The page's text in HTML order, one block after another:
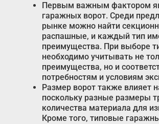
Первым важным фактором
гаражных ворот. Среди
рынке можно найти
распашные, и каждый тип
преимущества. При выборе
необходимо учитывать не
преимущества, но и
потребностям и условиям
Размер ворот также влияет
поскольку разные размеры
количества материала для
Кроме того, типовые